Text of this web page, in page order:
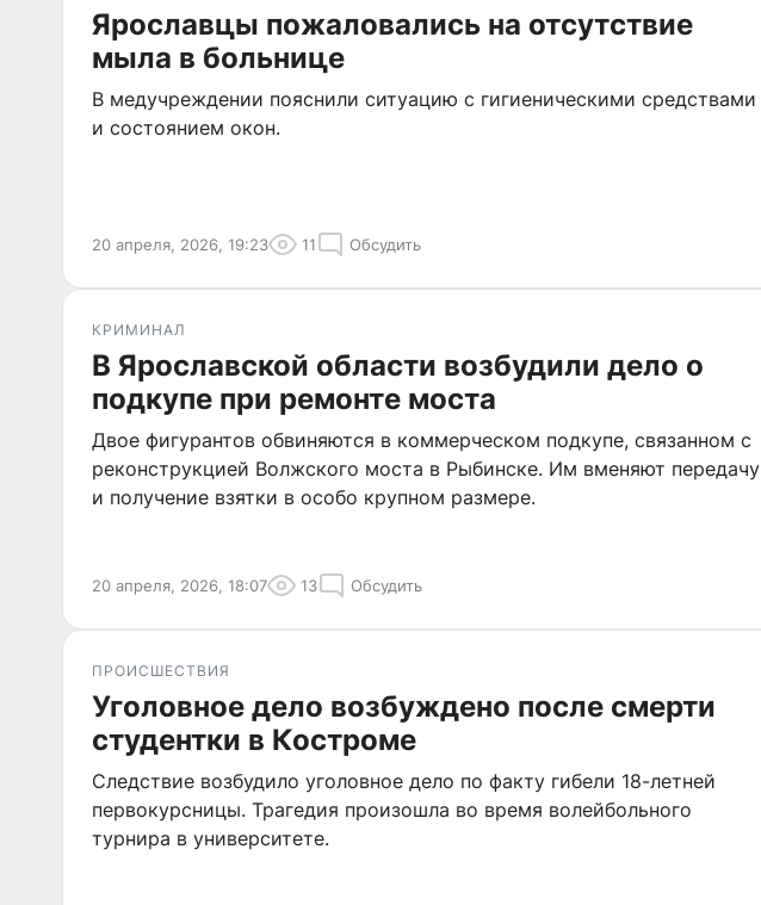
Ярославцы пожаловались на отсутствие
мыла в больнице
В медучреждении пояснили ситуацию с гигиеническими средствами
и состоянием окон.
20 апреля, 2026, 19:23 11 Обсудить
КРИМИНАЛ
В Ярославской области возбудили дело о
подкупе при ремонте моста
Двое фигурантов обвиняются в коммерческом подкупе, связанном с
реконструкцией Волжского моста в Рыбинске. Им вменяют передачу
и получение взятки в особо крупном размере.
20 апреля, 2026, 18:07 13 Обсудить
ПРОИСШЕСТВИЯ
Уголовное дело возбуждено после смерти
студентки в Костроме
Следствие возбудило уголовное дело по факту гибели 18-летней
первокурсницы. Трагедия произошла во время волейбольного
турнира в университете.